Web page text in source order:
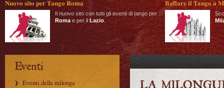
Nuovo sito per Tango Roma
Il nuovo sito con tutti gli eventi di tango per
Roma e per il Lazio
Ballare il Tango a
Eventi della milonga